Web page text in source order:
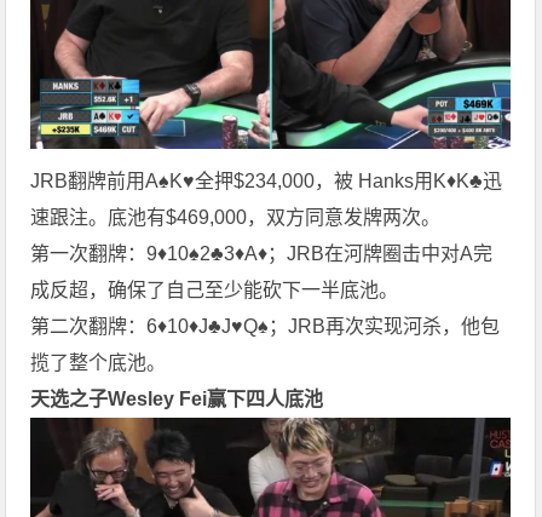
JRB翻牌前用A♠K♥全押$234,000，被 Hanks用K♦K♣迅
速跟注。底池有$469,000，双方同意发牌两次。
第一次翻牌：9♦10♠2♣3♦A♦；JRB在河牌圈击中对A完
成反超，确保了自己至少能砍下一半底池。
第二次翻牌：6♦10♦J♣J♥Q♠；JRB再次实现河杀，他包
揽了整个底池。
天选之子Wesley Fei赢下四人底池